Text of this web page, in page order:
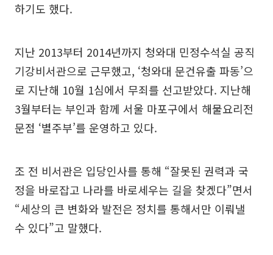
하기도 했다.
지난 2013부터 2014년까지 청와대 민정수석실 공직
기강비서관으로 근무했고, ‘청와대 문건유출 파동’으
로 지난해 10월 1심에서 무죄를 선고받았다. 지난해
3월부터는 부인과 함께 서울 마포구에서 해물요리전
문점 ‘별주부’를 운영하고 있다.
조 전 비서관은 입당인사를 통해 “잘못된 권력과 국
정을 바로잡고 나라를 바로세우는 길을 찾겠다”면서
“세상의 큰 변화와 발전은 정치를 통해서만 이뤄낼
수 있다”고 말했다.